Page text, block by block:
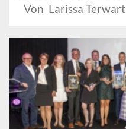
Von Larissa Terwart